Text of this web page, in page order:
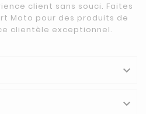
client sans souci. Faites
Moto pour des produits de
clientèle exceptionnel.

